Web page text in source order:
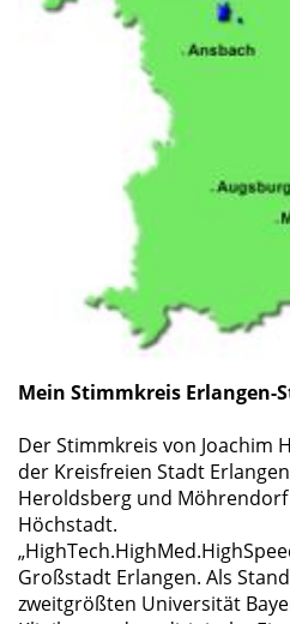
Mein Stimmkreis Erlangen-
Der Stimmkreis von Joachim
der Kreisfreien Stadt
Heroldsberg und
Höchstadt.
Großstadt Erlangen. Als
zweitgrößten Universität